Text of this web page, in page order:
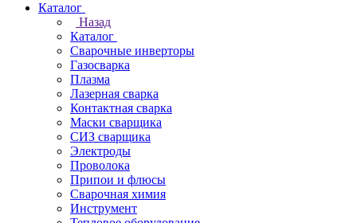
Каталог
Назад
Каталог
Сварочные инверторы
Газосварка
Плазма
Лазерная сварка
Контактная сварка
Маски сварщика
СИЗ сварщика
Электроды
Проволока
Припои и флюсы
Сварочная химия
Инструмент